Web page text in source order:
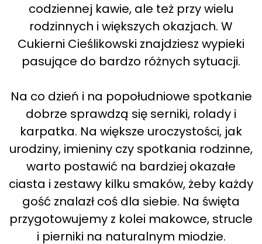
codziennej kawie, ale też przy wielu
rodzinnych i większych okazjach. W
Cukierni Cieślikowski znajdziesz wypieki
pasujące do bardzo różnych sytuacji.
Na co dzień i na popołudniowe spotkanie
dobrze sprawdzą się serniki, rolady i
karpatka. Na większe uroczystości, jak
urodziny, imieniny czy spotkania rodzinne,
warto postawić na bardziej okazałe
ciasta i zestawy kilku smaków, żeby każdy
gość znalazł coś dla siebie. Na święta
przygotowujemy z kolei makowce, strucle
i pierniki na naturalnym miodzie.